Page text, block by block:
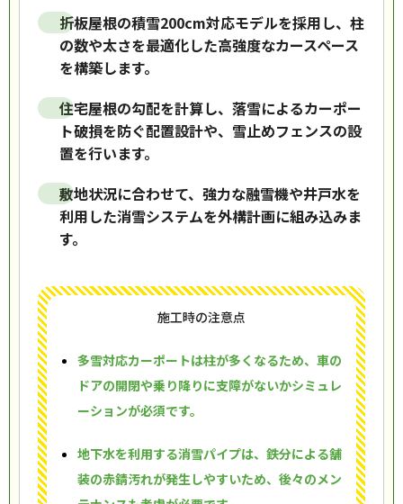
折板屋根の積雪200cm対応モデルを採用し、柱
の数や太さを最適化した高強度なカースペース
を構築します。
住宅屋根の勾配を計算し、落雪によるカーポー
ト破損を防ぐ配置設計や、雪止めフェンスの設
置を行います。
敷地状況に合わせて、強力な融雪機や井戸水を
利用した消雪システムを外構計画に組み込みま
す。
施工時の注意点
多雪対応カーポートは柱が多くなるため、車の
ドアの開閉や乗り降りに支障がないかシミュレ
ーションが必須です。
地下水を利用する消雪パイプは、鉄分による舗
装の赤錆汚れが発生しやすいため、後々のメン